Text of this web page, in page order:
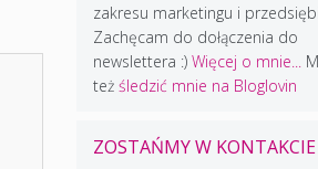
zakresu marketingu i
Zachęcam do dołączenia do
newslettera :) Więcej o mnie...
też śledzić mnie na Bloglovin
ZOSTAŃMY W KONTAKCIE